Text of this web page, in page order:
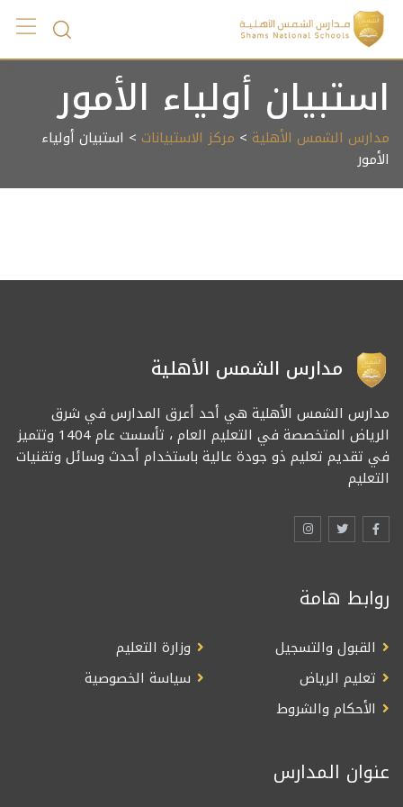
Skip
content
استبيان أولياء الأمور
مدارس الشمس الأهلية > مركز الاستبيانات > استبيان أولياء
الأمور
مدارس الشمس الأهلية
مدارس الشمس الأهلية هي أحد أعرق المدارس في شرق
الرياض المتخصصة في التعليم العام ، تأسست عام 1404 وتتميز
في تقديم تعليم ذو جودة عالية باستخدام أحدث وسائل وتقنيات
التعليم
روابط هامة
القبول والتسجيل
وزارة التعليم
تعليم الرياض
سياسة الخصوصية
الأحكام والشروط
عنوان المدارس